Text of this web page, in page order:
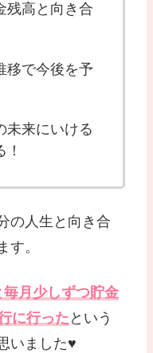
残高と向き合
移で今後を予
未来にいける
の人生と向き合
す。
月少しずつ貯金
に行った という
いました♥